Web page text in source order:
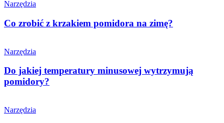
Narzędzia
Co zrobić z krzakiem pomidora na zimę?
Narzędzia
Do jakiej temperatury minusowej wytrzymują
pomidory?
Narzędzia